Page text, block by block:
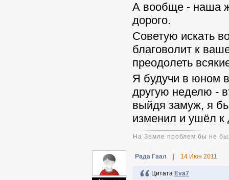
А вообще - наша
дорого.
Советую искать
благоволит к
преодолеть
Я будучи в юном
другую неделю -
выйдя замуж, я
изменил и ушёл к
На Земле проблем бы не
Рада Гаал 14 Июн 2011
Цитата Eva7